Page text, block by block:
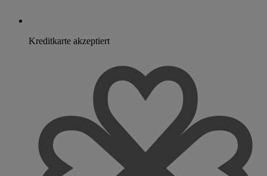
Kreditkarte akzeptiert